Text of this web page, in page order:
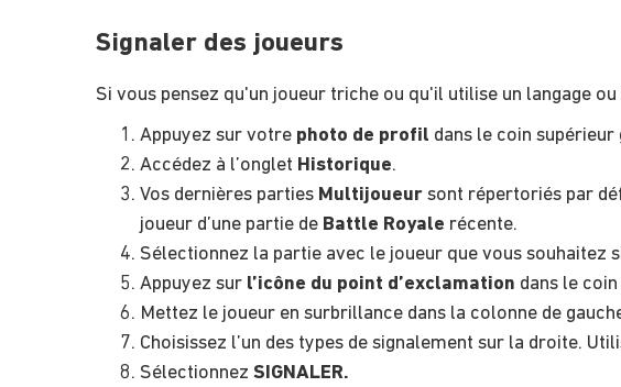
Signaler des joueurs
Si vous pensez qu'un joueur triche ou qu'il utilise un langage
Appuyez sur votre photo de profil dans le coin supérieur
Accédez à l’onglet Historique.
Vos dernières parties Multijoueur sont répertoriés par
joueur d’une partie de Battle Royale récente.
Sélectionnez la partie avec le joueur que vous souhaitez
Appuyez sur l’icône du point d’exclamation dans le
Mettez le joueur en surbrillance dans la colonne de
Choisissez l’un des types de signalement sur la droite.
Sélectionnez SIGNALER.